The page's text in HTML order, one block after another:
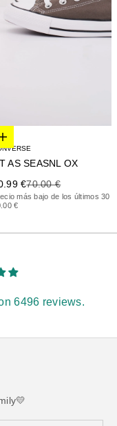
Elige opciones
AS SEASNL OX
de oferta
€Precio anterior
70.00 €
más bajo de los últimos 30
€
6496 reviews.